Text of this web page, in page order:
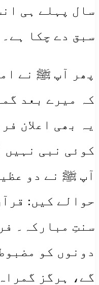
سال پہلے ہی
سبق دے چکا ہے۔
پھر آپ ﷺ نے
کہ میرے بعد
یہ بھی اعلان
کوئی نبی نہیں
آپ ﷺ نے دو
حوالے کیں:
سنتِ مبارکہ۔
دونوں کو
گے، ہرگز